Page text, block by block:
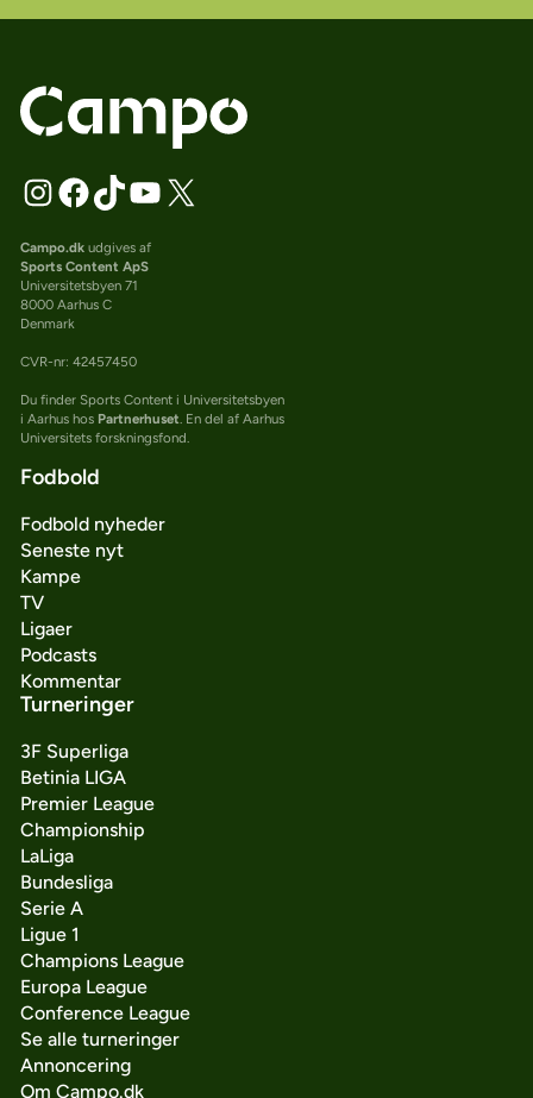
Campo.dkudgives af
Sports Content ApS
Universitetsbyen 71
8000 Aarhus C
Denmark
CVR-nr: 42457450
Du finder Sports Content i Universitetsbyen
i Aarhus hos Partnerhuset. En del af Aarhus
Universitets forskningsfond.
Fodbold
Fodbold nyheder
Seneste nyt
Kampe
TV
Ligaer
Podcasts
Kommentar
Turneringer
3F Superliga
Betinia LIGA
Premier League
Championship
LaLiga
Bundesliga
Serie A
Ligue 1
Champions League
Europa League
Conference League
Se alle turneringer
Annoncering
Om Campo.dk